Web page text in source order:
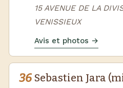
15 AVENUE DE LA
VENISSIEUX
Avis et photos →
36 Sebastien Jara